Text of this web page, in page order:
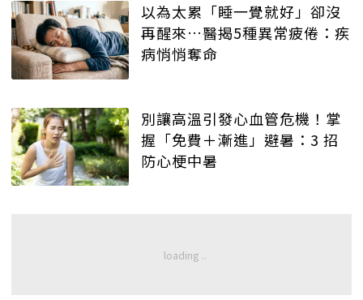
以為太累「睡一覺就好」卻沒
再醒來…醫揭5種異常疲倦：疾
病悄悄奪命
別讓高溫引發心血管危機！掌
握「免費＋漸進」避暑：3 招
防心梗中暑